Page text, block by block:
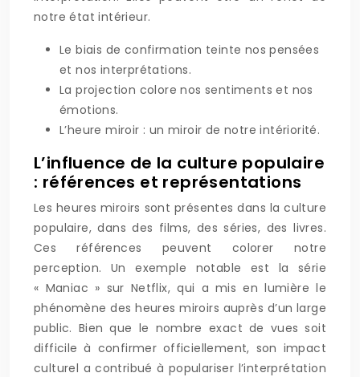
notre état intérieur.
Le biais de confirmation teinte nos pensées
et nos interprétations.
La projection colore nos sentiments et nos
émotions.
L’heure miroir : un miroir de notre intériorité.
L’influence de la culture populaire
: références et représentations
Les heures miroirs sont présentes dans la culture
populaire, dans des films, des séries, des livres.
Ces références peuvent colorer notre
perception. Un exemple notable est la série
« Maniac » sur Netflix, qui a mis en lumière le
phénomène des heures miroirs auprès d’un large
public. Bien que le nombre exact de vues soit
difficile à confirmer officiellement, son impact
culturel a contribué à populariser l’interprétation